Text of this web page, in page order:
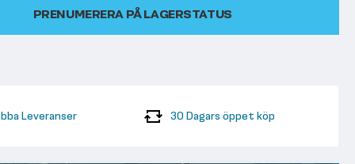
PRENUMERERA PÅ LAGERSTATUS
Leveranser 30 Dagars öppet köp